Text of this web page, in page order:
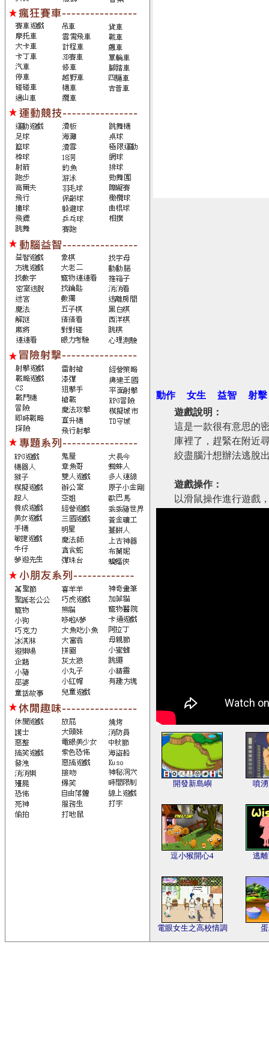
動作 女生 益智
射擊
遊戲說明：
這是一款很有意思的
庫裡了，趕緊在附近
絞盡腦汁想辦法逃脫
遊戲操作：
以滑鼠操作進行遊戲
開發新島嶼 噴
逗小猴開心4 逃
電眼女生之高校情調